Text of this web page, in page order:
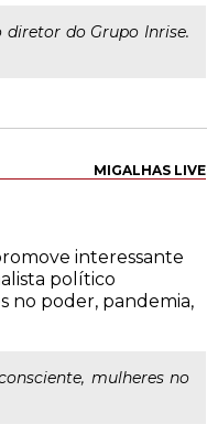
do Grupo Inrise.
MIGALHAS LIVE
interessante
político
no poder, pandemia,
mulheres no